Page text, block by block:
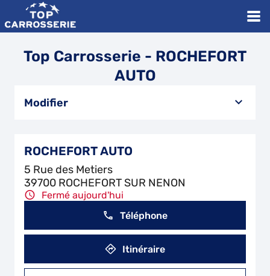
Top Carrosserie - ROCHEFORT
AUTO
Modifier
ROCHEFORT AUTO
5 Rue des Metiers
39700 ROCHEFORT SUR NENON
Fermé aujourd'hui
Téléphone
Itinéraire